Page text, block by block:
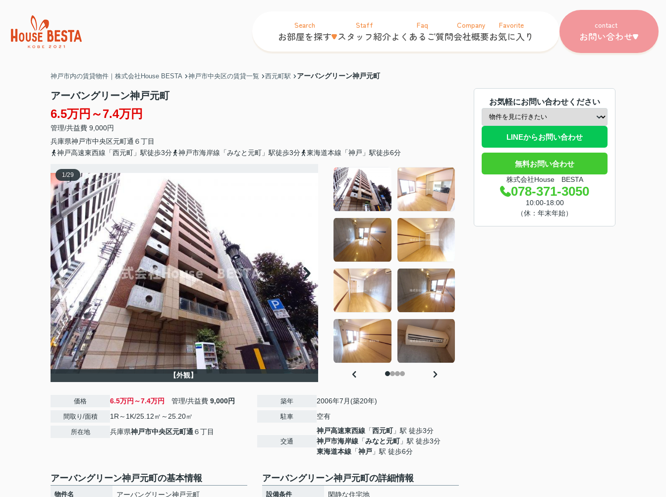
Search
お部屋を探す
Staff
スタッフ紹介
Faq
よくあるご質問
Company
会社概要
Favorite
お気に入り
contact
お問い合わせ
神戸市内の賃貸物件｜株式会社House BESTA 神戸市中央区の賃貸一覧 西元町駅 アーバングリーン神戸元町
アーバングリーン神戸元町
6.5万円～7.4万円
管理/共益費 9,000円
兵庫県神戸市中央区元町通 ６丁目
神戸高速東西線「西元町」駅徒歩3分
神戸市海岸線「みなと元町」駅徒歩3分 東海道本線「神戸」駅徒歩6分
1/29
【外観】
価格 6.5万円～7.4万円 管理/共益費 9,000円
間取り/面積 1R～1K/25.12㎡～25.20㎡
所在地 兵庫県神戸市中央区元町通 ６丁目
築年 2006年7月(築20年)
駐車 空有
交通
神戸高速東西線 「西元町」駅 徒歩3分
神戸市海岸線 「みなと元町」駅 徒歩3分
東海道本線 「神戸 」駅 徒歩6分
アーバングリーン神戸元町の基本情報
物件名 アーバングリーン神戸元町
アーバングリーン神戸元町の詳細情報
設備条件
閑静な住宅地
お気軽にお問い合わせください
LINEからお問い合わせ
無料お問い合わせ
株式会社House BESTA
078-371-3050
10:00-18:00
（休：年末年始）